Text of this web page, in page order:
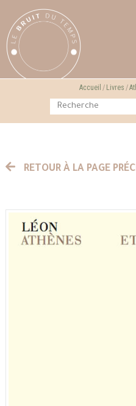
Accueil Livres
RETOUR À LA PAGE